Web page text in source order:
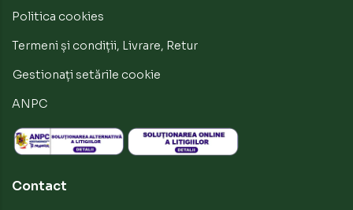
Politica cookies
Termeni și condiții, Livrare, Retur
Gestionați setările cookie
ANPC
Contact